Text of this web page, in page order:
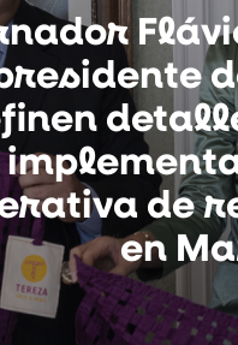
de
en